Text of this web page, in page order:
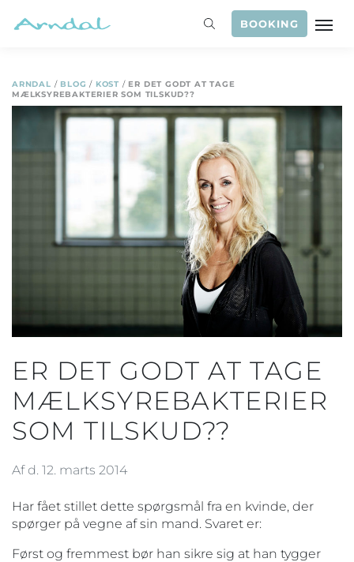
BOOKING
ARNDAL / BLOG / KOST / ER DET GODT AT TAGE
MÆLKSYREBAKTERIER SOM TILSKUD??
ER DET GODT AT TAGE
MÆLKSYREBAKTERIER
SOM TILSKUD??
Af d. 12. marts 2014
Har fået stillet dette spørgsmål fra en kvinde, der
spørger på vegne af sin mand. Svaret er:
Først og fremmest bør han sikre sig at han tygger